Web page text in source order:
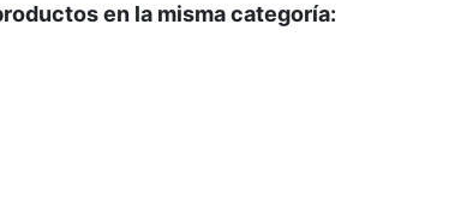
en la misma categoría: